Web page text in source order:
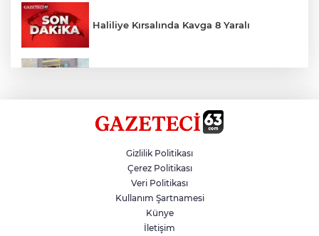
Haliliye Kırsalında Kavga 8 Yaralı
Hikmet Başak’tan Ulaşım Çalışması
Sezon 18 Ağustos'ta Başlayacak
Gizlilik Politikası
Çerez Politikası
Veri Politikası
Kullanım Şartnamesi
Künye
İletişim